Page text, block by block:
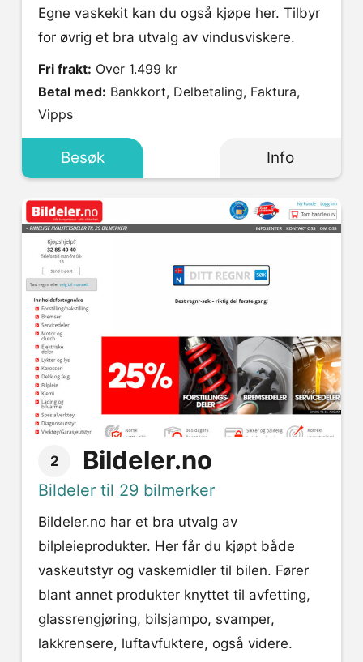
Egne vaskekit kan du også kjøpe her. Tilbyr
for øvrig et bra utvalg av vindusviskere.
Fri frakt: Over 1.499 kr
Betal med:
Vipps
Besøk Info
2 Bildeler.no
Bildeler til 29 bilmerker
Bildeler.no har et bra utvalg av
bilpleieprodukter. Her får du kjøpt både
vaskeutstyr og vaskemidler til bilen. Fører
blant annet produkter knyttet til avfetting,
glassrengjøring, bilsjampo, svamper,
lakkrensere, luftavfuktere, også videre.